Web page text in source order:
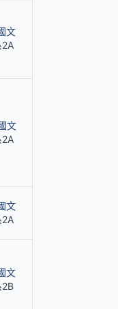
文
2A
文
2A
文
2A
文
2B